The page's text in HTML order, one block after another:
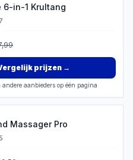
6-in-1 Krultang
prijzen→
andere aanbieders op één pagina
Massager Pro